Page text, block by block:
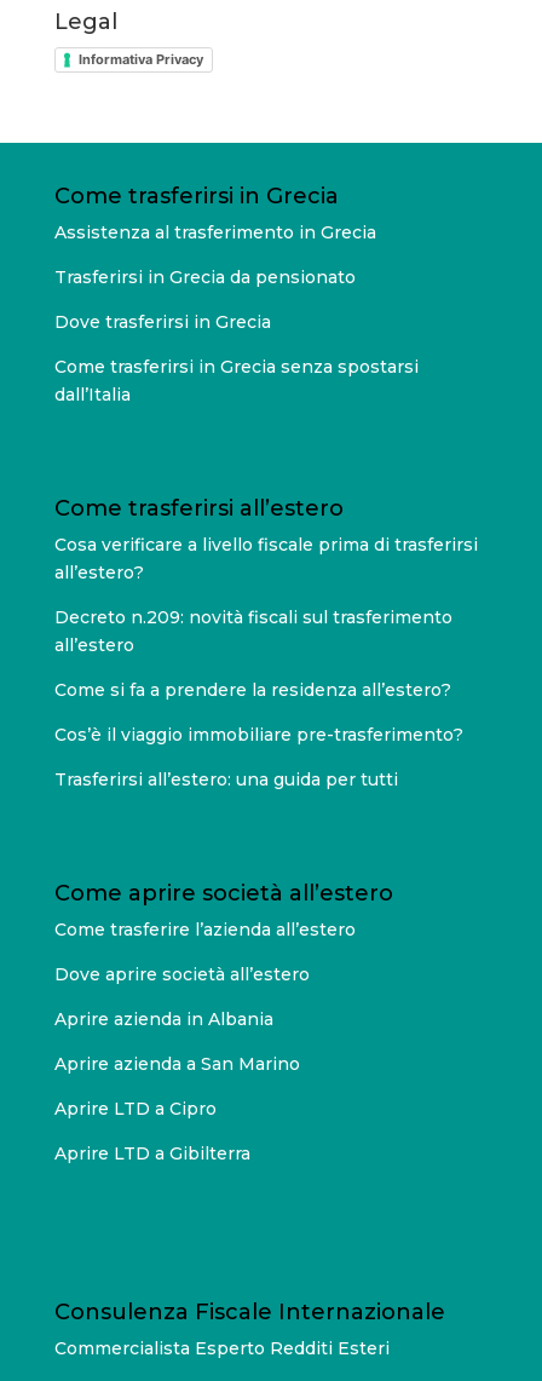
Legal
Informativa Privacy
Come trasferirsi in Grecia
Assistenza al trasferimento in Grecia
Trasferirsi in Grecia da pensionato
Dove trasferirsi in Grecia
Come trasferirsi in Grecia senza spostarsi
dall’Italia
Come trasferirsi all’estero
Cosa verificare a livello fiscale prima di trasferirsi
all’estero?
Decreto n.209: novità fiscali sul trasferimento
all’estero
Come si fa a prendere la residenza all’estero?
Cos’è il viaggio immobiliare pre-trasferimento?
Trasferirsi all’estero: una guida per tutti
Come aprire società all’estero
Come trasferire l’azienda all’estero
Dove aprire società all’estero
Aprire azienda in Albania
Aprire azienda a San Marino
Aprire LTD a Cipro
Aprire LTD a Gibilterra
Consulenza Fiscale Internazionale
Commercialista Esperto Redditi Esteri